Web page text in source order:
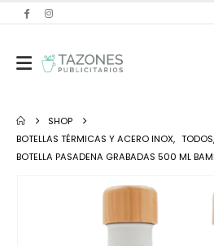
SHOP
BOTELLAS TÉRMICAS Y ACERO INOX, TODOS,
BOTELLA PASADENA GRABADAS 500 ML